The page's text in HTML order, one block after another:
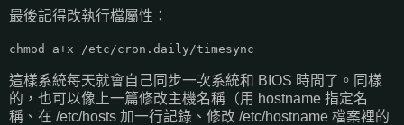
最後記得改執行檔屬性：
chmod a+x /etc/cron.daily/timesync
這樣系統每天就會自己同步一次系統和 BIOS 時間了。同樣
的，也可以像上一篇修改主機名稱（用 hostname 指定名
稱、在 /etc/hosts 加一行記錄、修改 /etc/hostname 檔案裡的